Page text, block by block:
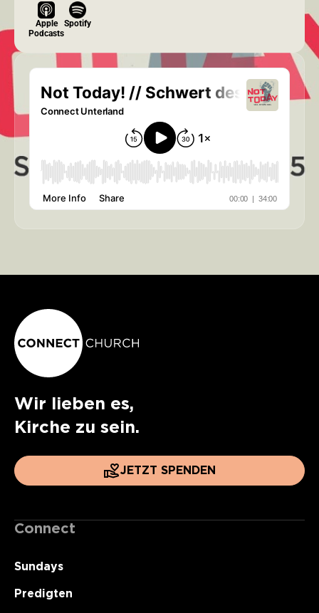
Apple
Podcasts
Spotify
Wir lieben es,
Kirche zu sein.
JETZT SPENDEN
Connect
Sundays
Predigten